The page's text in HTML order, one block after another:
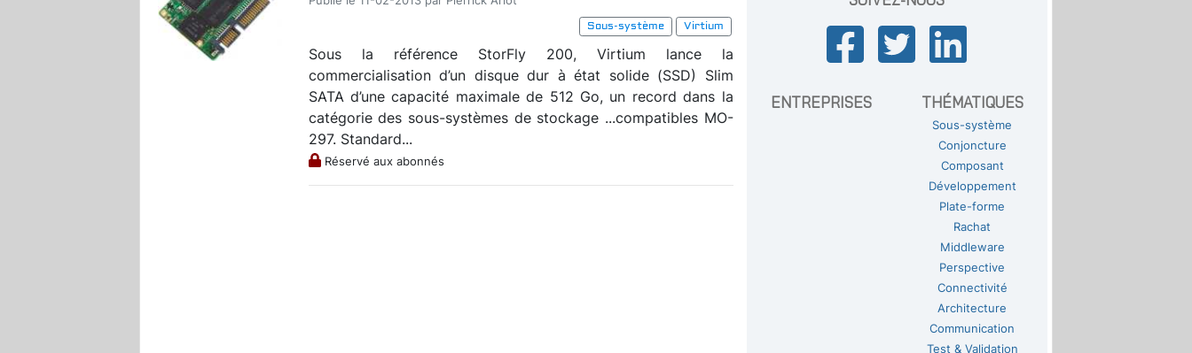
Sous-système
Virtium
Sous la référence StorFly 200, Virtium lance la
commercialisation d’un disque dur à état solide (SSD) Slim
SATA d’une capacité maximale de 512 Go, un record dans la
catégorie des sous-systèmes de stockage ...compatibles MO-
297. Standard...
Réservé aux abonnés
ENTREPRISES THÉMATIQUES
Sous-système
Conjoncture
Composant
Développement
Plate-forme
Rachat
Middleware
Perspective
Connectivité
Architecture
Communication
Test & Validation